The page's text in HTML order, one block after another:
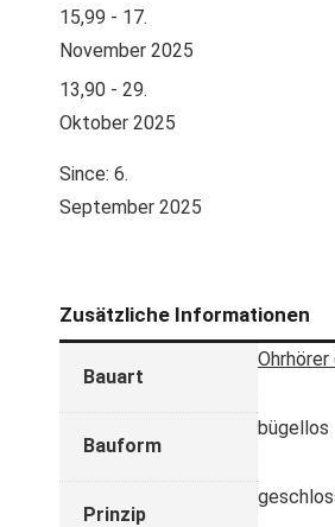
15,99 - 17.
November 2025
13,90 - 29.
Oktober 2025
Since: 6.
September 2025
Zusätzliche Informationen
Bauart
Ohrhörer
Bauform
bügellos
Prinzip